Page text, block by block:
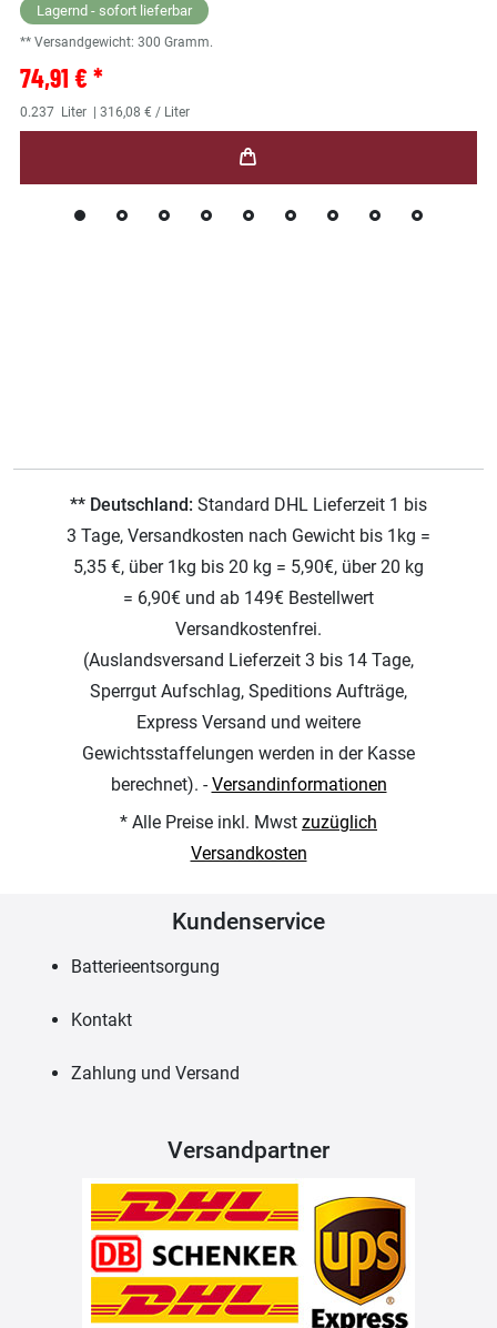
Lagernd - sofort lieferbar
** Versandgewicht: 300 Gramm.
74,91 € *
0.237 Liter | 316,08 € / Liter
** Deutschland: Standard DHL Lieferzeit 1 bis
3 Tage, Versandkosten nach Gewicht bis 1kg =
5,35 €, über 1kg bis 20 kg = 5,90€, über 20 kg
= 6,90€ und ab 149€ Bestellwert
Versandkostenfrei.
(Auslandsversand Lieferzeit 3 bis 14 Tage,
Sperrgut Aufschlag, Speditions Aufträge,
Express Versand und weitere
Gewichtsstaffelungen werden in der Kasse
berechnet). -Versandinformationen
* Alle Preise inkl. Mwst zuzüglich
Versandkosten
Kundenservice
Batterieentsorgung
Kontakt
Zahlung und Versand
Versandpartner